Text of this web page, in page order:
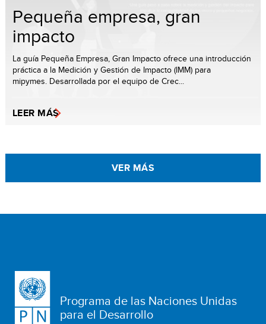
Pequeña empresa, gran
impacto
La guía Pequeña Empresa, Gran Impacto ofrece una introducción
práctica a la Medición y Gestión de Impacto (IMM) para
mipymes. Desarrollada por el equipo de Crec...
LEER MÁS
VER MÁS
Programa de las Naciones Unidas
para el Desarrollo